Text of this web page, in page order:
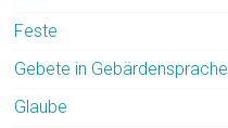
Feste
Gebete in Gebärdensprache
Glaube